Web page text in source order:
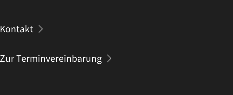
Kontakt
Zur Terminvereinbarung